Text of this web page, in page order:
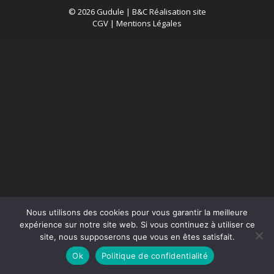
© 2026 Gudule | B&C Réalisation site
CGV | Mentions Légales
Nous utilisons des cookies pour vous garantir la meilleure
expérience sur notre site web. Si vous continuez à utiliser ce
site, nous supposerons que vous en êtes satisfait.
Ok
Politique de confidentialité